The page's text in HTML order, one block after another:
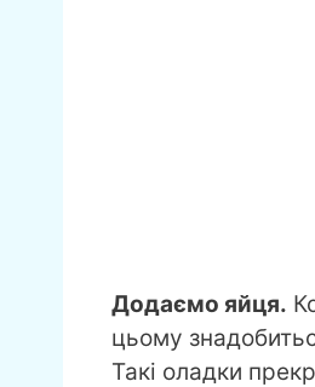
Додаємо яйця.
цьому
Такі оладки